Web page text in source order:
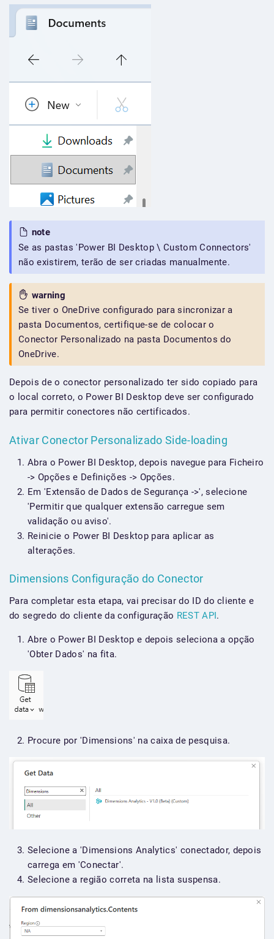
note
Se as pastas 'Power BI Desktop \ Custom Connectors'
não existirem, terão de ser criadas manualmente.
warning
Se tiver o OneDrive configurado para sincronizar a
pasta Documentos, certifique-se de colocar o
Conector Personalizado na pasta Documentos do
OneDrive.
Depois de o conector personalizado ter sido copiado para
o local correto, o Power BI Desktop deve ser configurado
para permitir conectores não certificados.
Ativar Conector Personalizado Side-loading
Abra o Power BI Desktop, depois navegue para Ficheiro
-> Opções e Definições -> Opções.
Em 'Extensão de Dados de Segurança ->', selecione
'Permitir que qualquer extensão carregue sem
validação ou aviso'.
Reinicie o Power BI Desktop para aplicar as
alterações.
Dimensions Configuração do Conector
Para completar esta etapa, vai precisar do ID do cliente e
do segredo do cliente da configuração REST API.
Abre o Power BI Desktop e depois seleciona a opção
'Obter Dados' na fita.
Procure por 'Dimensions' na caixa de pesquisa.
Selecione a 'Dimensions Analytics' conectador, depois
carrega em 'Conectar'.
Selecione a região correta na lista suspensa.